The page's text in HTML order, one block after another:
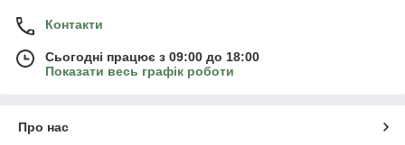
Контакти
Сьогодні працює з 09:00 до 18:00
Показати весь графік роботи
Про нас